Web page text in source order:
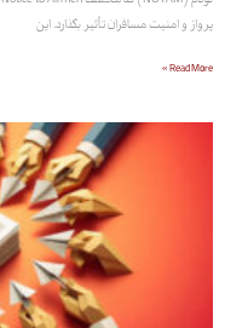
پرواز و امنیت مسافران تأثیر بگذارد. این
Read More »